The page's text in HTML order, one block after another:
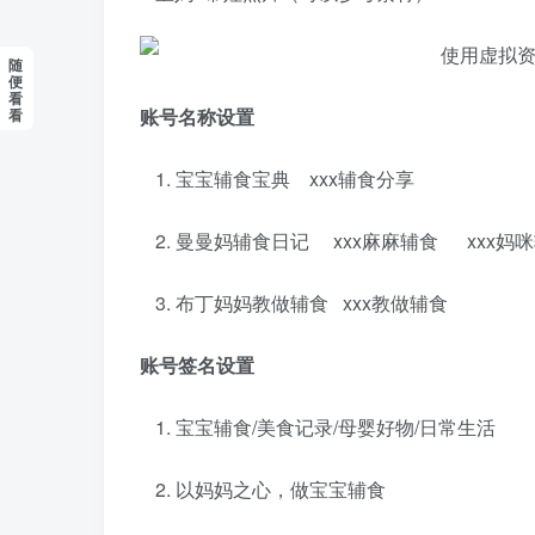
账号名称设置
宝宝辅食宝典 xxx辅食分享
曼曼妈辅食日记 xxx麻麻辅食 xxx妈咪
布丁妈妈教做辅食 xxx教做辅食
账号签名设置
宝宝辅食/美食记录/母婴好物/日常生活
以妈妈之心，做宝宝辅食
随
便
看
看